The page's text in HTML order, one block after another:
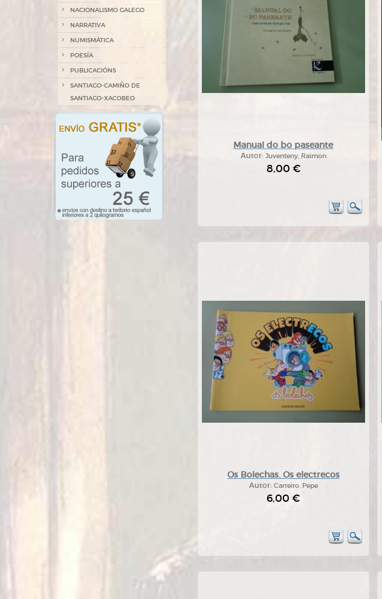
NACIONALISMO GALEGO
NARRATIVA
NUMISMÁTICA
POESÍA
PUBLICACIÓNS
SANTIAGO-CAMIÑO DE
SANTIAGO-XACOBEO
Manual do bo paseante
Autor: Juventeny, Raimon
8,00 €
Os Bolechas. Os electrecos
Autor: Carreiro, Pepe
6,00 €